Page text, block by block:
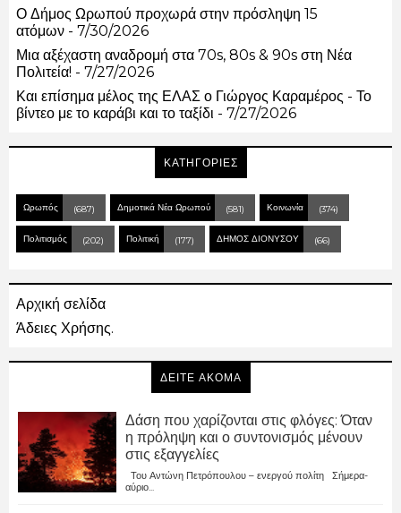
Ο Δήμος Ωρωπού προχωρά στην πρόσληψη 15
ατόμων - 7/30/2026
Μια αξέχαστη αναδρομή στα 70s, 80s & 90s στη Νέα
Πολιτεία! - 7/27/2026
Και επίσημα μέλος της ΕΛΑΣ ο Γιώργος Καραμέρος - Το
βίντεο με το καράβι και το ταξίδι - 7/27/2026
ΚΑΤΗΓΟΡΙΕΣ
Ωρωπός (687) Δημοτικά Νέα Ωρωπού (581) Κοινωνία (374)
Πολιτισμός (202) Πολιτική (177) ΔΗΜΟΣ ΔΙΟΝΥΣΟΥ (66)
Αρχική σελίδα
Άδειες Χρήσης.
ΔΕΙΤΕ ΑΚΟΜΑ
Δάση που χαρίζονται στις φλόγες: Όταν
η πρόληψη και ο συντονισμός μένουν
στις εξαγγελίες
Του Αντώνη Πετρόπουλου – ενεργού πολίτη Σήμερα-
αύριο...